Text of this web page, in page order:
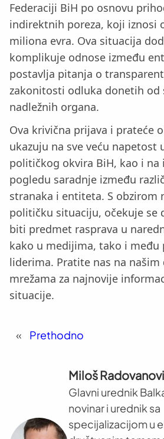
Federaciji BiH po osnovu
indirektnih poreza, koji iznosi
miliona evra. Ova situacija
komplikuje odnose između
postavlja pitanja o
zakonitosti odluka donetih od
nadležnih organa.
Ova krivična prijava i prateće
ukazuju na sve veću napetost
političkog okvira BiH, kao i na
pogledu saradnje između
stranaka i entiteta. S obzirom
političku situaciju, očekuje se
biti predmet rasprava u
kako u medijima, tako i
liderima. Pratite nas na
mrežama za najnovije
situacije.
« Prethodno
Miloš
Glavni urednik
novinar i urednik sa
specijalizacijom u